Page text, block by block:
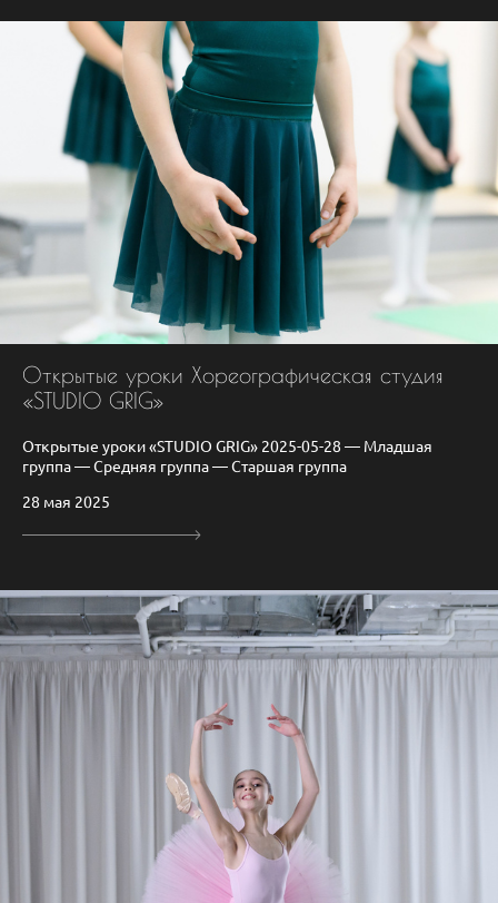
Открытые уроки Хореографическая студия
«STUDIO GRIG»
Открытые уроки «STUDIO GRIG» 2025-05-28 — Младшая
группа — Средняя группа — Старшая группа
28 мая 2025